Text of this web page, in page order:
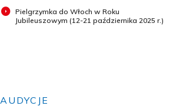
Pielgrzymka do Włoch w Roku
Jubileuszowym (12-21 października 2025 r.)
AUDYCJE